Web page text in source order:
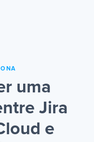
uma
Jira
e